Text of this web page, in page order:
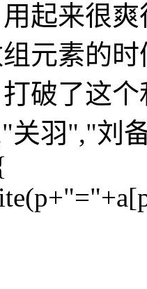
起来很
元素的
破了这
关羽","刘